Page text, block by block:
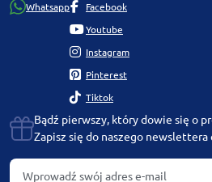
Whatsapp Facebook
Youtube
Instagram
Pinterest
Tiktok
Bądź pierwszy, który dowie się o
Zapisz się do naszego